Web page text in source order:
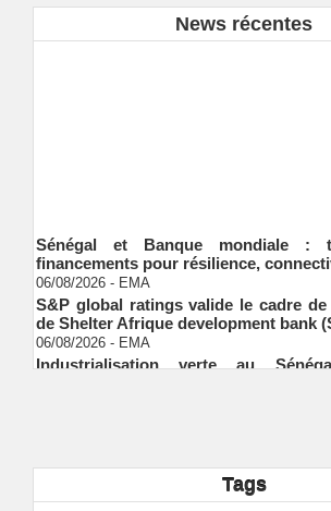
News récentes
financements pour résilience,
06/08/2026 -EMA
S&P global ratings valide le cadre de
de Shelter Afrique development bank
06/08/2026 -EMA
Industrialisation verte au
transformer le dialogue
26/07/2026 -Ndakhté M. GAYE
Rapport Bceao 2025 :Tags